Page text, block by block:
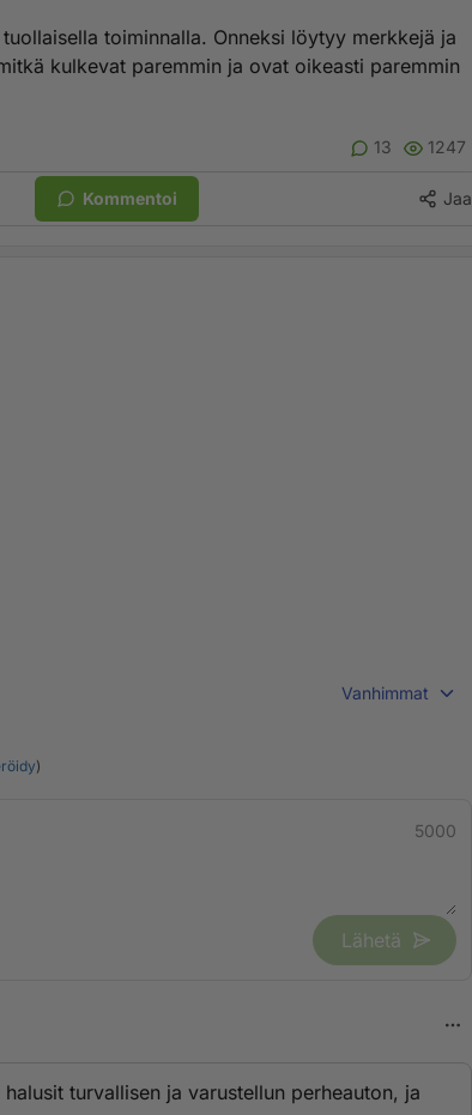
toiminnalla. Onneksi löytyy merkkejä ja
kulkevat paremmin ja ovat oikeasti paremmin
13 1247
Kommentoi Jaa
Vanhimmat
)
5000
Lähetä
turvallisen ja varustellun perheauton, ja